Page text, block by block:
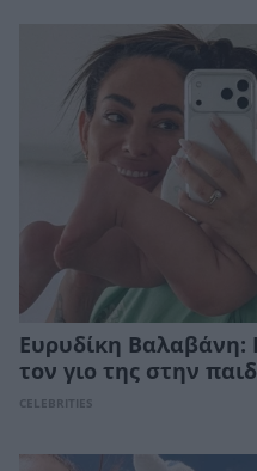
Ευρυδίκη Βαλαβάνη:
τον γιο της στην
CELEBRITIES